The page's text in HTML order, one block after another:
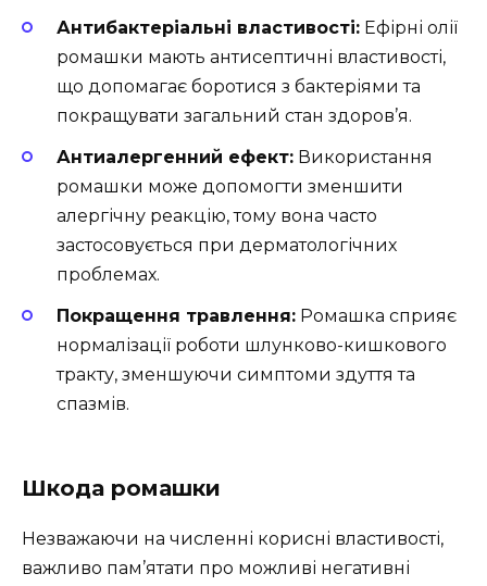
Антибактеріальні властивості: Ефірні олії
ромашки мають антисептичні властивості,
що допомагає боротися з бактеріями та
покращувати загальний стан здоров’я.
Антиалергенний ефект: Використання
ромашки може допомогти зменшити
алергічну реакцію, тому вона часто
застосовується при дерматологічних
проблемах.
Покращення травлення: Ромашка сприяє
нормалізації роботи шлунково-кишкового
тракту, зменшуючи симптоми здуття та
спазмів.
Шкода ромашки
Незважаючи на численні корисні властивості,
важливо пам’ятати про можливі негативні